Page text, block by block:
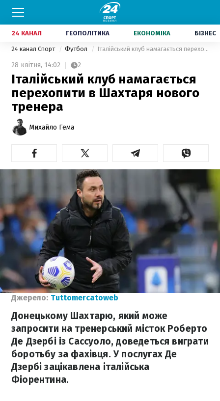
24 КАНАЛ ГЕОПОЛІТИКА ЕКОНОМІКА БІЗНЕС
24 канал Спорт Футбол Італійський клуб намагається перехопити в Шахтаря нового тренера
28 квітня, 14:02 2
Італійський клуб намагається
перехопити в Шахтаря нового
тренера
Михайло Гема
Джерело: Tuttomercatoweb
Донецькому Шахтарю, який може
запросити на тренерський місток Роберто
Де Дзербі із Сассуоло, доведеться виграти
боротьбу за фахівця. У послугах Де
Дзербі зацікавлена італійська
Фіорентина.